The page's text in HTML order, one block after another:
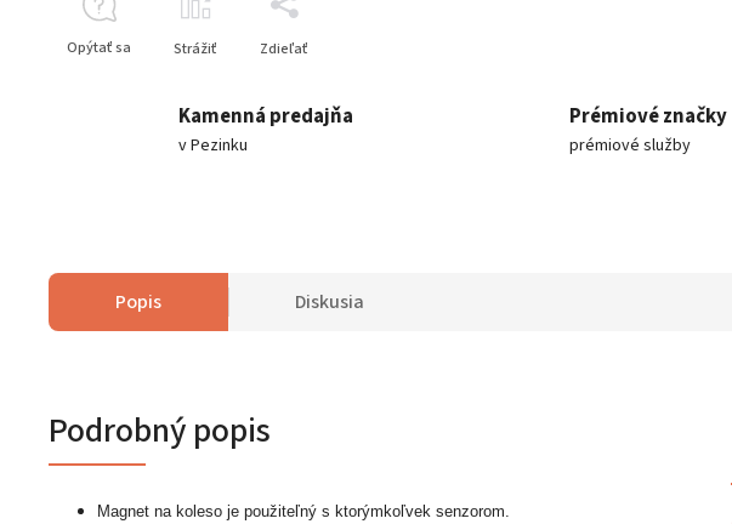
Opýtať sa Strážiť Zdieľať
Kamenná predajňa
v Pezinku
Prémiové značky
prémiové služby
Popis Diskusia
Podrobný popis
Magnet na koleso je použiteľný s ktorýmkoľvek senzorom.